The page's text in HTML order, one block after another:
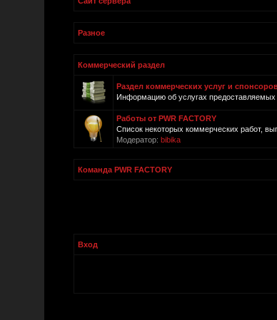
Разное
Коммерческий раздел
Раздел коммерческих услуг и
Информацию об услугах
Работы от PWR FACTORY
Список некоторых коммерческих работ,
Модератор: bibika
Команда PWR FACTORY
Вход